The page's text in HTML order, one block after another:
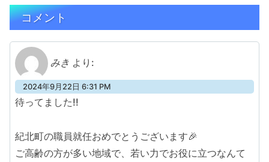
コメント
みき より:
2024年9月22日 6:31 PM
待ってました!!
紀北町の職員就任おめでとうございます🎉
ご高齢の方が多い地域で、若い力でお役に立つなんて